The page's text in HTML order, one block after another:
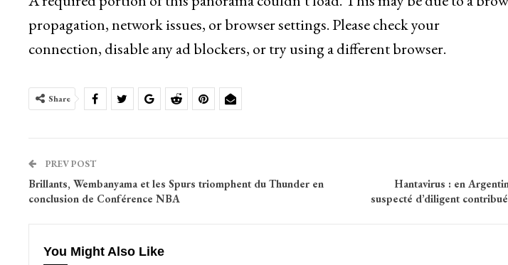
propagation, network issues, or browser settings. Please check your
connection, disable any ad blockers, or try using a different browser.
Share
PREV POST
Brillants, Wembanyama et les Spurs triomphent du Thunder en
conclusion de Conférence NBA
Hantavirus : en
suspecté d’diligent
You Might Also Like